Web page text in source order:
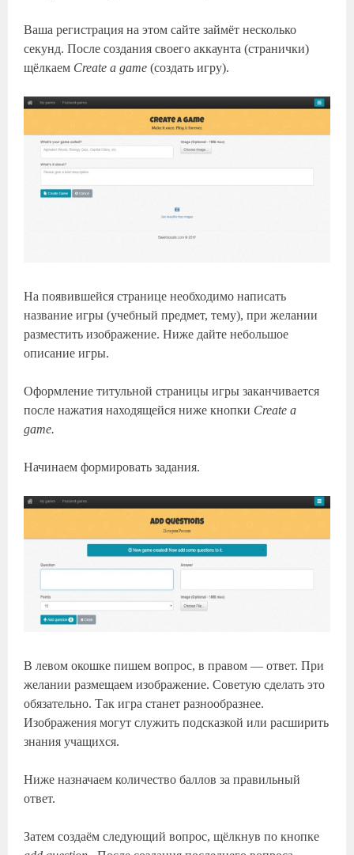
Ваша регистрация на этом сайте займёт несколько
секунд. После создания своего аккаунта (странички)
щёлкаем Create a game (создать игру).
На появившейся странице необходимо написать
название игры (учебный предмет, тему), при желании
разместить изображение. Ниже дайте небольшое
описание игры.
Оформление титульной страницы игры заканчивается
после нажатия находящейся ниже кнопки Create a
game.
Начинаем формировать задания.
В левом окошке пишем вопрос, в правом — ответ. При
желании размещаем изображение. Советую сделать это
обязательно. Так игра станет разнообразнее.
Изображения могут служить подсказкой или расширить
знания учащихся.
Ниже назначаем количество баллов за правильный
ответ.
Затем создаём следующий вопрос, щёлкнув по кнопке